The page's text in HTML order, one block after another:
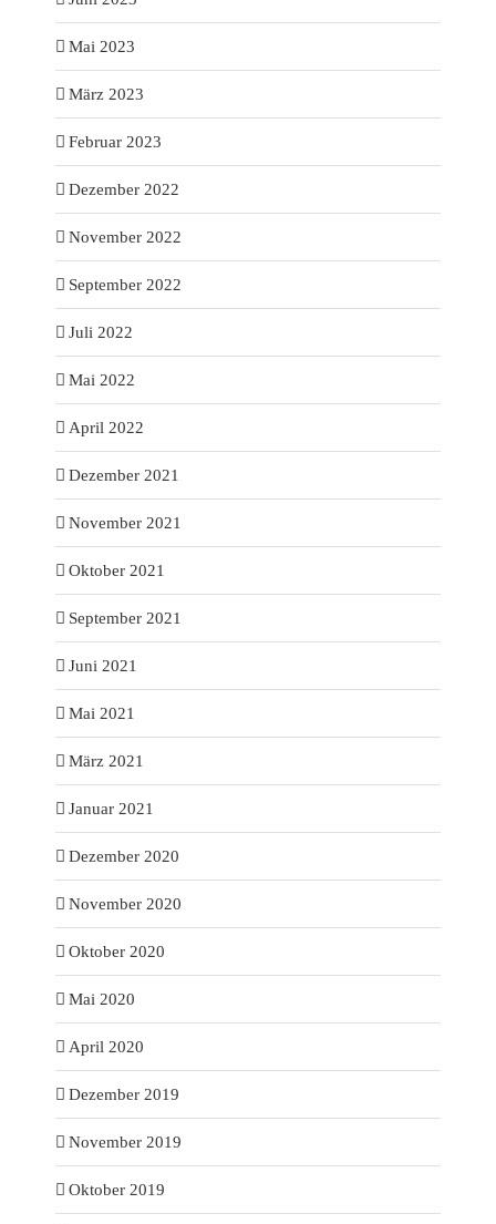
Mai 2023
März 2023
Februar 2023
Dezember 2022
November 2022
September 2022
Juli 2022
Mai 2022
April 2022
Dezember 2021
November 2021
Oktober 2021
September 2021
Juni 2021
Mai 2021
März 2021
Januar 2021
Dezember 2020
November 2020
Oktober 2020
Mai 2020
April 2020
Dezember 2019
November 2019
Oktober 2019